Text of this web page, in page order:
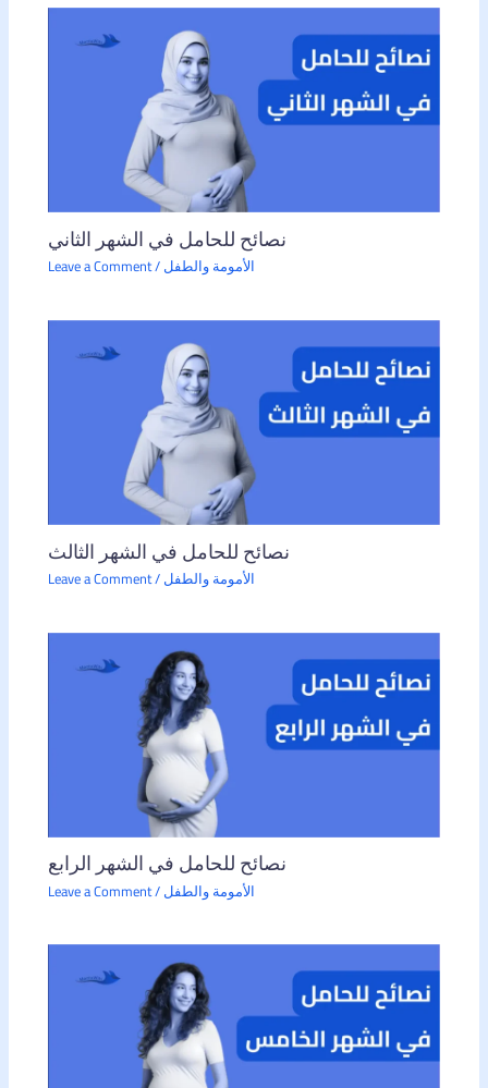
نصائح للحامل في الشهر الثاني
Leave a Comment/الأمومة والطفل
نصائح للحامل في الشهر الثالث
Leave a Comment/الأمومة والطفل
نصائح للحامل في الشهر الرابع
Leave a Comment/الأمومة والطفل